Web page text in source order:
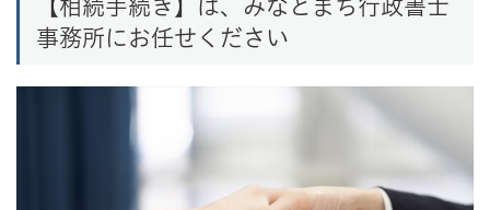
【相続手続き】は、みなとまち行政書士
事務所にお任せください